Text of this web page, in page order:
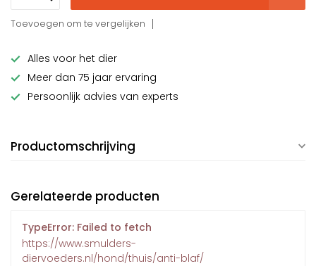
Toevoegen om te vergelijken
Alles voor het dier
Meer dan 75 jaar ervaring
Persoonlijk advies van experts
Productomschrijving
Gerelateerde producten
TypeError: Failed to fetch
https://www.smulders-
diervoeders.nl/hond/thuis/anti-blaf/